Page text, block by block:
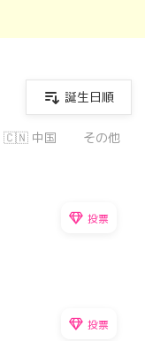
誕生日順
🇨🇳 中国 その他
投票
投票